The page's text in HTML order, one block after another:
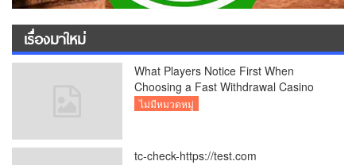
เรื่องมาใหม่
What Players Notice First When
Choosing a Fast Withdrawal Casino
UK
ไม่มีหมวดหมู่
tc-check-https://test.com